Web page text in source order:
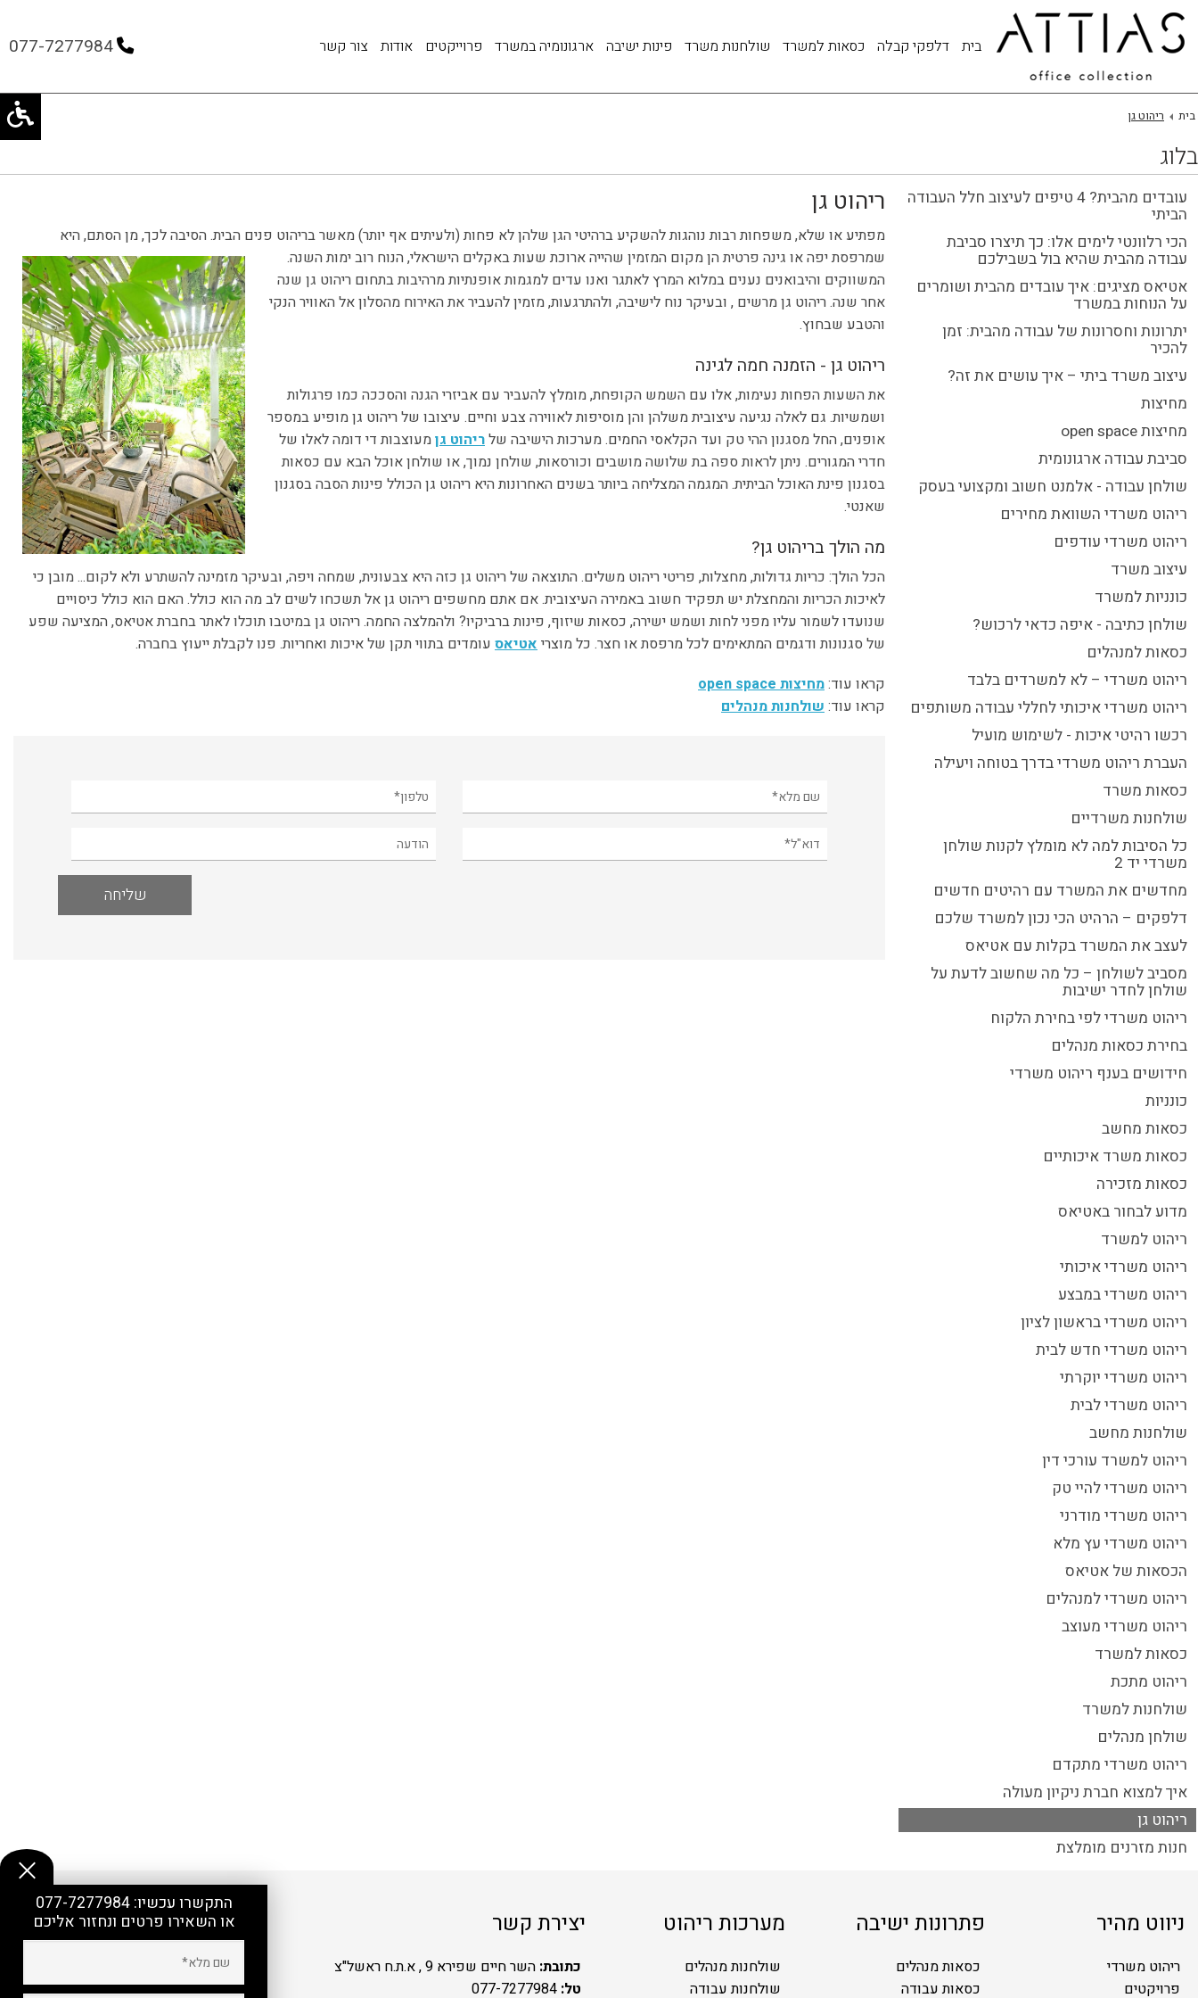
בית דלפקי קבלה כסאות למשרד שולחנות משרד פינות ישיבה ארגונומיה במשרד פרוייקטים אודות צור קשר 077-7277984
התקשרו עכשיו: 077-7277984
או השאירו פרטים ונחזור אליכם
בית ריהוט גן
בלוג
עובדים מהבית? 4 טיפים לעיצוב חלל העבודה
הביתי
הכי רלוונטי לימים אלו: כך תיצרו סביבת
עבודה מהבית שהיא בול בשבילכם
אטיאס מציגים: איך עובדים מהבית ושומרים
על הנוחות במשרד
יתרונות וחסרונות של עבודה מהבית: זמן
להכיר
עיצוב משרד ביתי – איך עושים את זה?
מחיצות
מחיצות open space
סביבת עבודה ארגונומית
שולחן עבודה - אלמנט חשוב ומקצועי בעסק
ריהוט משרדי השוואת מחירים
ריהוט משרדי עודפים
עיצוב משרד
כונניות למשרד
שולחן כתיבה - איפה כדאי לרכוש?
כסאות למנהלים
ריהוט משרדי – לא למשרדים בלבד
ריהוט משרדי איכותי לחללי עבודה משותפים
רכשו רהיטי איכות - לשימוש מועיל
העברת ריהוט משרדי בדרך בטוחה ויעילה
כסאות משרד
שולחנות משרדיים
כל הסיבות למה לא מומלץ לקנות שולחן
משרדי יד 2
מחדשים את המשרד עם רהיטים חדשים
דלפקים – הרהיט הכי נכון למשרד שלכם
לעצב את המשרד בקלות עם אטיאס
מסביב לשולחן – כל מה שחשוב לדעת על
שולחן לחדר ישיבות
ריהוט משרדי לפי בחירת הלקוח
בחירת כסאות מנהלים
חידושים בענף ריהוט משרדי
כונניות
כסאות מחשב
כסאות משרד איכותיים
כסאות מזכירה
מדוע לבחור באטיאס
ריהוט למשרד
ריהוט משרדי איכותי
ריהוט משרדי במבצע
ריהוט משרדי בראשון לציון
ריהוט משרדי חדש לבית
ריהוט משרדי יוקרתי
ריהוט משרדי לבית
שולחנות מחשב
ריהוט למשרד עורכי דין
ריהוט משרדי להיי טק
ריהוט משרדי מודרני
ריהוט משרדי עץ מלא
הכסאות של אטיאס
ריהוט משרדי למנהלים
ריהוט משרדי מעוצב
כסאות למשרד
ריהוט מתכת
שולחנות למשרד
שולחן מנהלים
ריהוט משרדי מתקדם
איך למצוא חברת ניקיון מעולה
ריהוט גן
חנות מזרנים מומלצת
ריהוט גן
מפתיע או שלא, משפחות רבות נוהגות להשקיע ברהיטי הגן שלהן לא פחות (ולעיתים אף יותר) מאשר בריהוט פנים הבית. הסיבה לכך, מן הסתם, היא
שמרפסת יפה או גינה פרטית הן מקום המזמין שהייה ארוכת שעות באקלים הישראלי, הנוח רוב ימות השנה.
המשווקים והיבואנים נענים במלוא המרץ לאתגר ואנו עדים למגמות אופנתיות מרהיבות בתחום ריהוט גן שנה
אחר שנה. ריהוט גן מרשים , ובעיקר נוח לישיבה, ולהתרגעות, מזמין להעביר את האירוח מהסלון אל האוויר הנקי
והטבע שבחוץ.
ריהוט גן - הזמנה חמה לגינה
את השעות הפחות נעימות, אלו עם השמש הקופחת, מומלץ להעביר עם אביזרי הגנה והסככה כמו פרגולות
ושמשיות. גם לאלה נגיעה עיצובית משלהן והן מוסיפות לאווירה צבע וחיים. עיצובו של ריהוט גן מופיע במספר
אופנים, החל מסגנון ההי טק ועד הקלאסי החמים. מערכות הישיבה שלריהוט גןמעוצבות די דומה לאלו של
חדרי המגורים. ניתן לראות ספה בת שלושה מושבים וכורסאות, שולחן נמוך, או שולחן אוכל הבא עם כסאות
בסגנון פינת האוכל הביתית. המגמה המצליחה ביותר בשנים האחרונות היא ריהוט גן הכולל פינות הסבה בסגנון
שאנטי.
מה הולך בריהוט גן?
הכל הולך: כריות גדולות, מחצלות, פריטי ריהוט משלים. התוצאה של ריהוט גן כזה היא צבעונית, שמחה ויפה, ובעיקר מזמינה להשתרע ולא לקום... מובן כי
לאיכות הכריות והמחצלת יש תפקיד חשוב באמירה העיצובית. אם אתם מחשפים ריהוט גן אל תשכחו לשים לב מה הוא כולל. האם הוא כולל כיסויים
שנועדו לשמור עליו מפני לחות ושמש ישירה, כסאות שיזוף, פינות ברביקיו? ולהמלצה החמה. ריהוט גן במיטבו תוכלו לאתר בחברת אטיאס, המציעה שפע
של סגנונות ודגמים המתאימים לכל מרפסת או חצר. כל מוצריאטיאס עומדים בתווי תקן של איכות ואחריות. פנו לקבלת ייעוץ בחברה.
קראו עוד:מחיצות open space
קראו עוד:שולחנות מנהלים
ניווט מהיר
ריהוט משרדי
פרויקטים
פתרונות ישיבה
כסאות מנהלים
כסאות עבודה
מערכות ריהוט
שולחנות מנהלים
שולחנות עבודה
יצירת קשר
כתובת: השר חיים שפירא 9 , א.ת.ח ראשל"צ
טל: 077-7277984